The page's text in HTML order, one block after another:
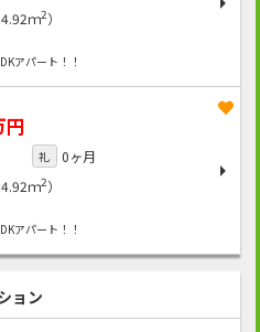
ｍ2）
アパート！！
円
礼
0ヶ月
ｍ2）
アパート！！
ョン